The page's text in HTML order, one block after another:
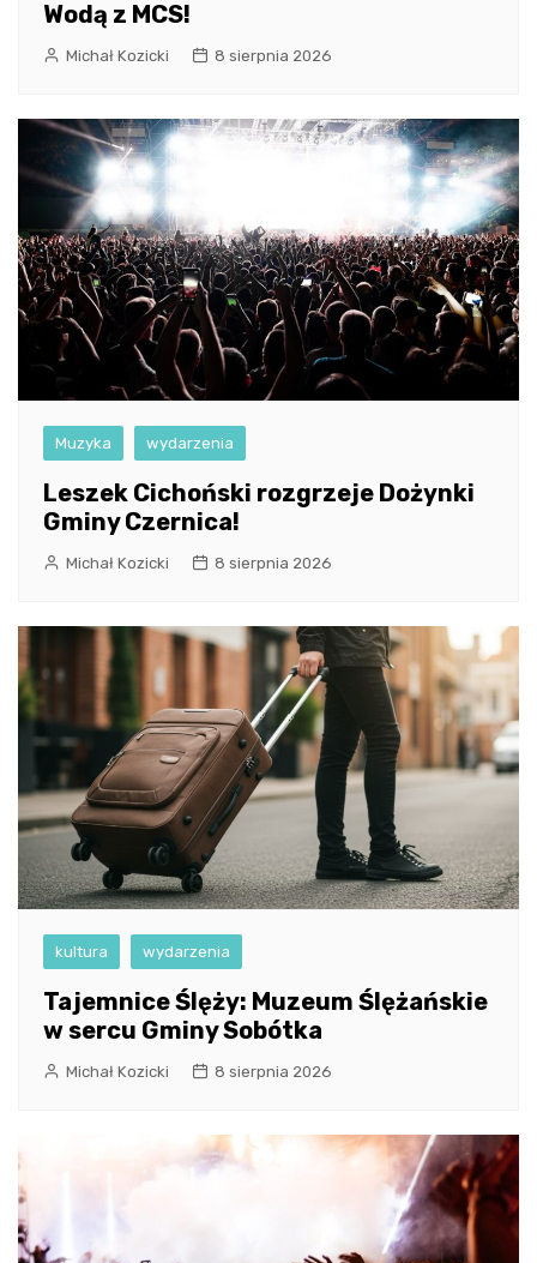
Wodą z MCS!
Michał Kozicki 8 sierpnia 2026
Muzyka wydarzenia
Leszek Cichoński rozgrzeje Dożynki
Gminy Czernica!
Michał Kozicki 8 sierpnia 2026
kultura wydarzenia
Tajemnice Ślęży: Muzeum Ślężańskie
w sercu Gminy Sobótka
Michał Kozicki 8 sierpnia 2026